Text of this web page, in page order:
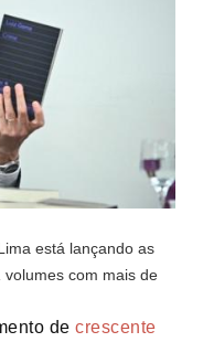
está lançando as
com mais de
de crescente